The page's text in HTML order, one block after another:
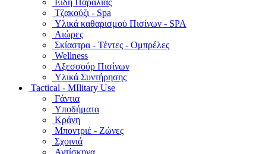
Είδη Παραλίας
Τζακούζι - Spa
Υλικά καθαρισμού Πισίνων - SPA
Αιώρες
Σκίαστρα - Τέντες - Ομπρέλες
Wellness
Αξεσσούρ Πισίνων
Υλικά Συντήρησης
Tactical - MIlitary Use
Γάντια
Υποδήματα
Κράνη
Μποντριέ - Ζώνες
Σχοινιά
Αντίσκηνα